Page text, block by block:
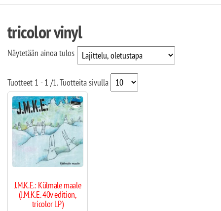
tricolor vinyl
Näytetään ainoa tulos
Tuotteet 1 - 1 /1. Tuotteita sivulla
J.M.K.E.: Külmale maale
(J.M.K.E. 40v edition,
tricolor LP)